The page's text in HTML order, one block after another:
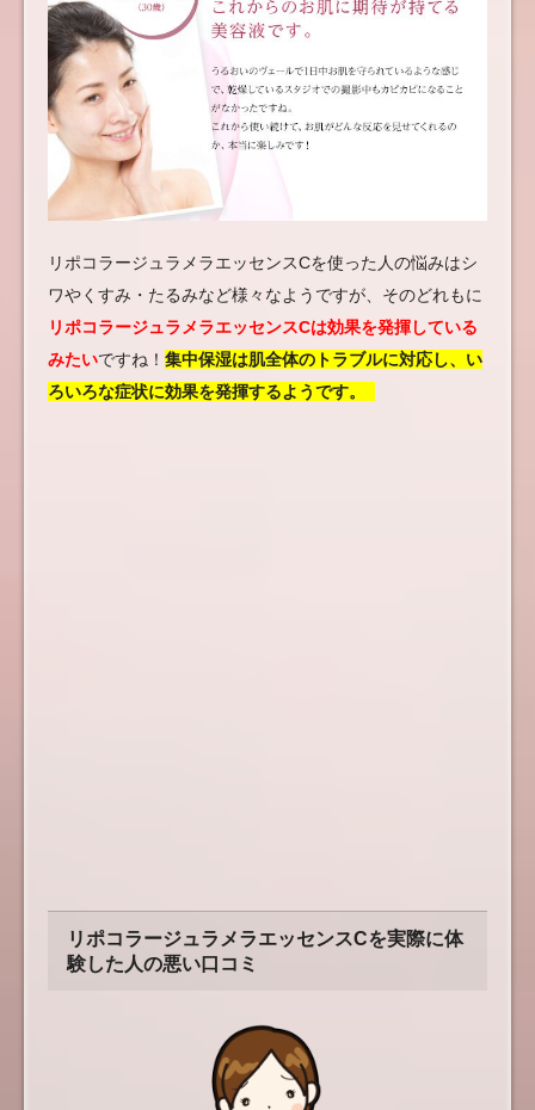
リポコラージュラメラエッセンスCを使った人の悩みはシ
ワやくすみ・たるみなど様々なようですが、そのどれもに
リポコラージュラメラエッセンスCは効果を発揮している
みたいですね！ 集中保湿は肌全体のトラブルに対応し、い
ろいろな症状に効果を発揮するようです。
リポコラージュラメラエッセンスCを実際に体
験した人の悪い口コミ